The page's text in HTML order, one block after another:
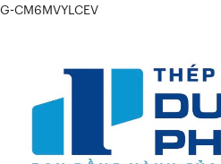
G-CM6MVYLCEV